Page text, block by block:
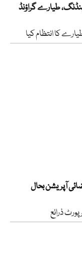
کا انتظام کیا
آپریشن بحال
ذرائع